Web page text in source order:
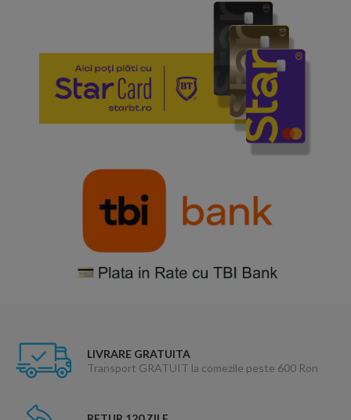
LIVRARE GRATUITA
Transport GRATUIT la comezile peste 600 Ron